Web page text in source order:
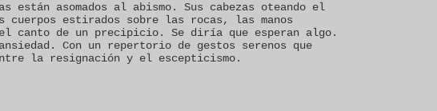
están asomados al abismo. Sus cabezas oteando el
cuerpos estirados sobre las rocas, las manos
canto de un precipicio. Se diría que esperan algo.
Con un repertorio de gestos serenos que
la resignación y el escepticismo.